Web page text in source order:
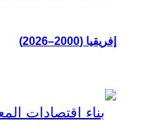
إفريقيا (2000–2026)